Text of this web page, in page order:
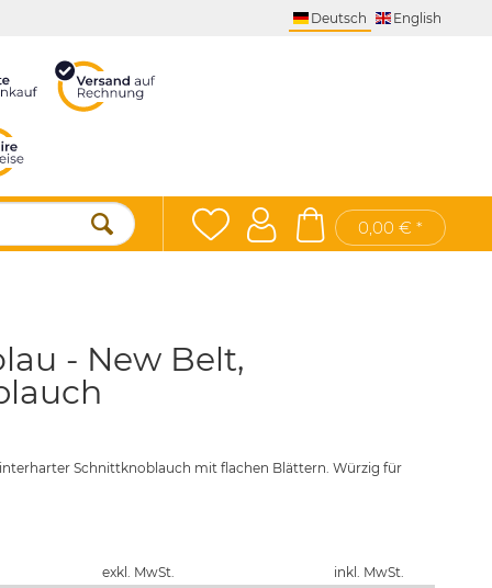
Deutsch English
0,00 € *
- New Belt,
Schnittknoblauch mit flachen Blättern. Würzig für
exkl. MwSt. inkl. MwSt.